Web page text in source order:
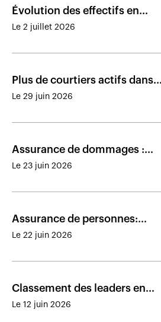
Évolution des effectifs en
expertise de règlement de
Le 2 juillet 2026
Plus de courtiers actifs dans
des cabinets de plus grande
Le 29 juin 2026
Assurance de dommages :
résultats financiers des
Le 23 juin 2026
Assurance de personnes:
résultats financiers des
Le 22 juin 2026
Classement des leaders en
distribution d’assurance de
Le 12 juin 2026